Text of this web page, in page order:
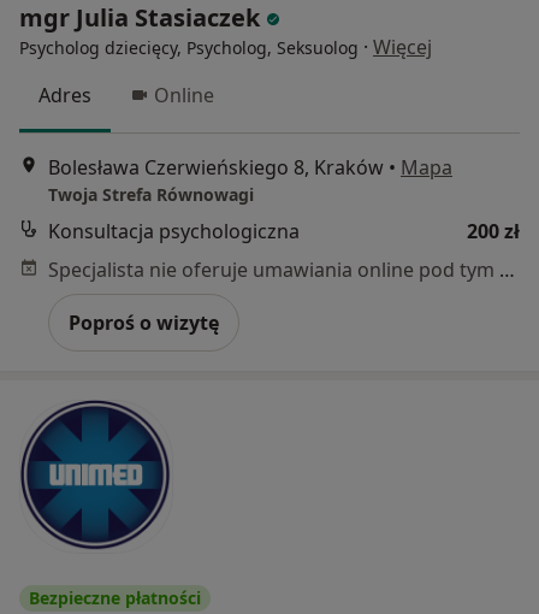
mgr Julia Stasiaczek
Psycholog dziecięcy, Psycholog, Seksuolog · Więcej
Adres
Online
Bolesława Czerwieńskiego 8, Kraków • Mapa
Twoja Strefa Równowagi
Konsultacja psychologiczna
200 zł
Specjalista nie oferuje umawiania online pod tym adresem.
Poproś o wizytę
Bezpieczne płatności